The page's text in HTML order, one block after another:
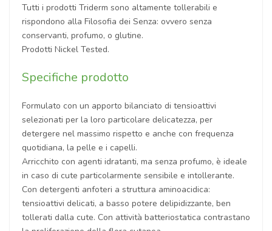
Tutti i prodotti Triderm sono altamente tollerabili e
rispondono alla Filosofia dei Senza: ovvero senza
conservanti, profumo, o glutine.
Prodotti Nickel Tested.
Specifiche prodotto
Formulato con un apporto bilanciato di tensioattivi
selezionati per la loro particolare delicatezza, per
detergere nel massimo rispetto e anche con frequenza
quotidiana, la pelle e i capelli.
Arricchito con agenti idratanti, ma senza profumo, è ideale
in caso di cute particolarmente sensibile e intollerante.
Con detergenti anfoteri a struttura aminoacidica:
tensioattivi delicati, a basso potere delipidizzante, ben
tollerati dalla cute. Con attività batteriostatica contrastano